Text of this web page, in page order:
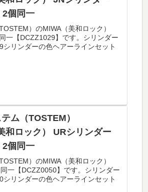
2個同一
）のMIWA（美和ロック）
一【DCZZ1029】です。シリンダー
リンダーの色ヘアーラインセット
ム（TOSTEM）
和ロック） URシリンダー
2個同一
）のMIWA（美和ロック）
一【DCZZ0050】です。シリンダー
リンダーの色ヘアーラインセット